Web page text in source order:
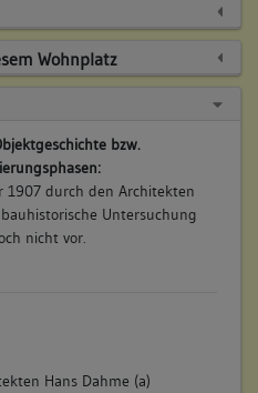
Wohnplatz
bzw.
1907 durch den Architekten
Untersuchung
nicht vor.
Hans Dahme (a)